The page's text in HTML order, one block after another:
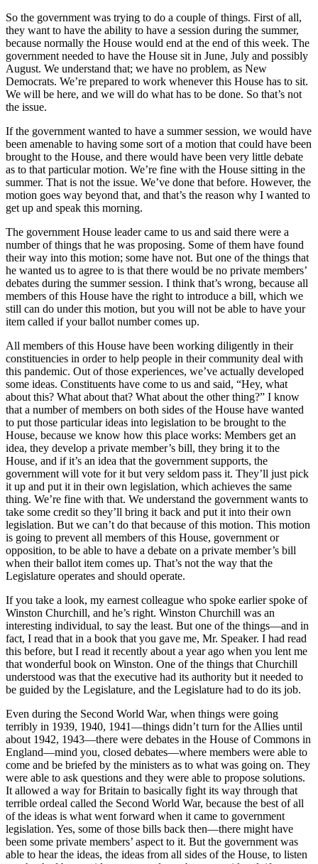
So the government was trying to do a couple of things. First of all,
they want to have the ability to have a session during the summer,
because normally the House would end at the end of this week. The
government needed to have the House sit in June, July and possibly
August. We understand that; we have no problem, as New
Democrats. We’re prepared to work whenever this House has to sit.
We will be here, and we will do what has to be done. So that’s not
the issue.
If the government wanted to have a summer session, we would have
been amenable to having some sort of a motion that could have been
brought to the House, and there would have been very little debate
as to that particular motion. We’re fine with the House sitting in the
summer. That is not the issue. We’ve done that before. However, the
motion goes way beyond that, and that’s the reason why I wanted to
get up and speak this morning.
The government House leader came to us and said there were a
number of things that he was proposing. Some of them have found
their way into this motion; some have not. But one of the things that
he wanted us to agree to is that there would be no private members’
debates during the summer session. I think that’s wrong, because all
members of this House have the right to introduce a bill, which we
still can do under this motion, but you will not be able to have your
item called if your ballot number comes up.
All members of this House have been working diligently in their
constituencies in order to help people in their community deal with
this pandemic. Out of those experiences, we’ve actually developed
some ideas. Constituents have come to us and said, “Hey, what
about this? What about that? What about the other thing?” I know
that a number of members on both sides of the House have wanted
to put those particular ideas into legislation to be brought to the
House, because we know how this place works: Members get an
idea, they develop a private member’s bill, they bring it to the
House, and if it’s an idea that the government supports, the
government will vote for it but very seldom pass it. They’ll just pick
it up and put it in their own legislation, which achieves the same
thing. We’re fine with that. We understand the government wants to
take some credit so they’ll bring it back and put it into their own
legislation. But we can’t do that because of this motion. This motion
is going to prevent all members of this House, government or
opposition, to be able to have a debate on a private member’s bill
when their ballot item comes up. That’s not the way that the
Legislature operates and should operate.
If you take a look, my earnest colleague who spoke earlier spoke of
Winston Churchill, and he’s right. Winston Churchill was an
interesting individual, to say the least. But one of the things—and in
fact, I read that in a book that you gave me, Mr. Speaker. I had read
this before, but I read it recently about a year ago when you lent me
that wonderful book on Winston. One of the things that Churchill
understood was that the executive had its authority but it needed to
be guided by the Legislature, and the Legislature had to do its job.
Even during the Second World War, when things were going
terribly in 1939, 1940, 1941—things didn’t turn for the Allies until
about 1942, 1943—there were debates in the House of Commons in
England—mind you, closed debates—where members were able to
come and be briefed by the ministers as to what was going on. They
were able to ask questions and they were able to propose solutions.
It allowed a way for Britain to basically fight its way through that
terrible ordeal called the Second World War, because the best of all
of the ideas is what went forward when it came to government
legislation. Yes, some of those bills back then—there might have
been some private members’ aspect to it. But the government was
able to hear the ideas, the ideas from all sides of the House, to listen